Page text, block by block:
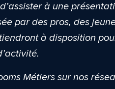
à une
par des pros, des
à disposition
Métiers sur nos